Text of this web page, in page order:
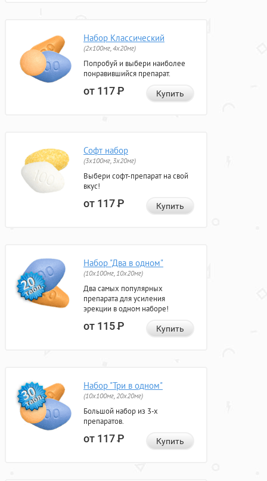
Набор Классический
(2x100мг, 4x20мг)
Попробуй и выбери наиболее
понравившийся препарат.
от 117Р Купить
Софт набор
(3x100мг, 3x20мг)
Выбери софт-препарат на свой
вкус!
от 117Р Купить
Набор "Два в одном"
(10x100мг, 10x20мг)
Два самых популярных
препарата для усиления
эрекции в одном наборе!
от 115Р Купить
Набор "Три в одном"
(10x100мг, 20x20мг)
Большой набор из 3-х
препаратов.
от 117Р Купить